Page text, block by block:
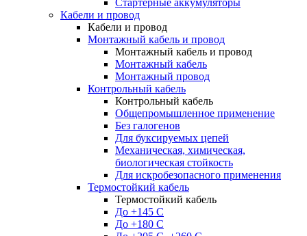
Стартерные аккумуляторы
Кабели и провод
Кабели и провод
Монтажный кабель и провод
Монтажный кабель и провод
Монтажный кабель
Монтажный провод
Контрольный кабель
Контрольный кабель
Общепромышленное применение
Без галогенов
Для буксируемых цепей
Механическая, химическая,
биологическая стойкость
Для искробезопасного применения
Термостойкий кабель
Термостойкий кабель
До +145 С
До +180 C